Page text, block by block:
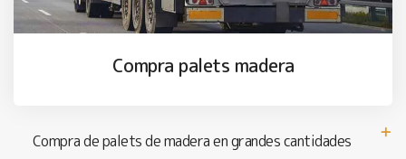
Compra palets madera
Compra de palets de madera en grandes cantidades